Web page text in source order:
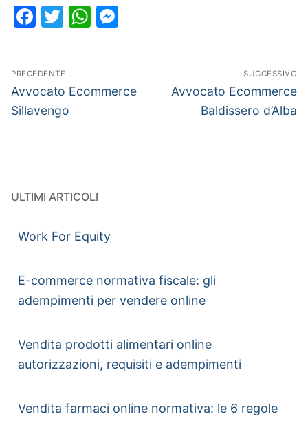
Facebook
TwitterWhatsApp
PRECEDENTE
Avvocato Ecommerce
Sillavengo
SUCCESSIVO
Avvocato Ecommerce
Baldissero d’Alba
ULTIMI ARTICOLI
Work For Equity
E-commerce normativa fiscale: gli
adempimenti per vendere online
Vendita prodotti alimentari online
autorizzazioni, requisiti e adempimenti
Vendita farmaci online normativa: le 6 regole